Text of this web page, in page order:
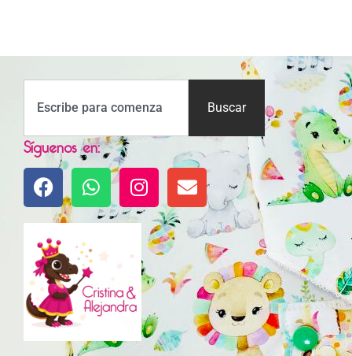
Buscar
Síguenos en: